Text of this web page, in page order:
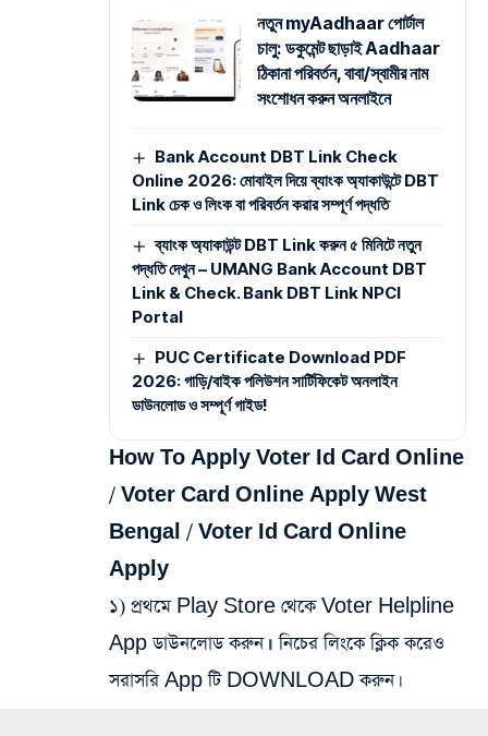
নতুন myAadhaar পোর্টাল
চালু: ডকুমেন্ট ছাড়াই Aadhaar
ঠিকানা পরিবর্তন, বাবা/স্বামীর নাম
সংশোধন করুন অনলাইনে
Bank Account DBT Link Check
Online 2026: মোবাইল দিয়ে ব্যাংক অ্যাকাউন্টে DBT
Link চেক ও লিংক বা পরিবর্তন করার সম্পূর্ণ পদ্ধতি
ব্যাংক অ্যাকাউন্ট DBT Link করুন ৫ মিনিটে নতুন
পদ্ধতি দেখুন – UMANG Bank Account DBT
Link & Check. Bank DBT Link NPCI
Portal
PUC Certificate Download PDF
2026: গাড়ি/বাইক পলিউশন সার্টিফিকেট অনলাইন
ডাউনলোড ও সম্পূর্ণ গাইড!
How To Apply Voter Id Card Online
/ Voter Card Online Apply West
Bengal / Voter Id Card Online
Apply
১) প্রথমে Play Store থেকে Voter Helpline
App ডাউনলোড করুন।৷ নিচের লিংকে ক্লিক করেও
সরাসরি App টি DOWNLOAD করুন।